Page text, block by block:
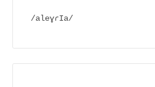
/aleɣɾIa/